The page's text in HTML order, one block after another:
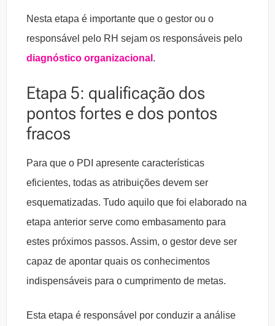
Nesta etapa é importante que o gestor ou o
responsável pelo RH sejam os responsáveis pelo
diagnóstico organizacional .
Etapa 5: qualificação dos
pontos fortes e dos pontos
fracos
Para que o PDI apresente características
eficientes, todas as atribuições devem ser
esquematizadas. Tudo aquilo que foi elaborado na
etapa anterior serve como embasamento para
estes próximos passos. Assim, o gestor deve ser
capaz de apontar quais os conhecimentos
indispensáveis para o cumprimento de metas.
Esta etapa é responsável por conduzir a análise